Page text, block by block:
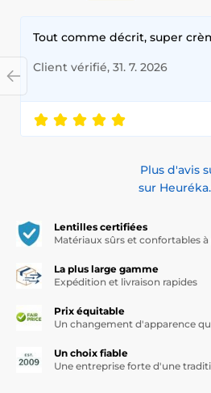
Tout comme décrit, super
Client vérifié, 31. 7. 2026
Plus d'avis
sur
Lentilles certifiées
Matériaux sûrs et confortables
La plus large gamme
Expédition et livraison rapides
Prix équitable
Un changement d'apparence
Un choix fiable
Une entreprise forte d'une